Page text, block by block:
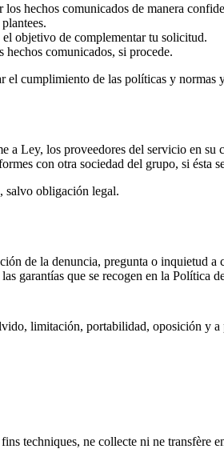
los hechos comunicados de manera
objetivo de complementar tu solicitud.
comunicados, si procede.
el cumplimiento de las políticas y normas
a Ley, los proveedores del servicio en
con otra sociedad del grupo, si ésta
salvo obligación legal.
de la denuncia, pregunta o inquietud
garantías que se recogen en la Política
limitación, portabilidad, oposición y a
techniques, ne collecte ni ne